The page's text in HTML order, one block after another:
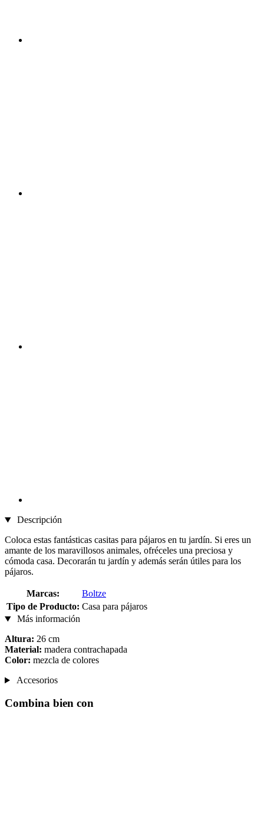
Descripción
Coloca estas fantásticas casitas para pájaros en tu jardín. Si eres un
amante de los maravillosos animales, ofréceles una preciosa y
cómoda casa. Decorarán tu jardín y además serán útiles para los
pájaros.
Marcas:
Boltze
Tipo de Producto: Casa para pájaros
Más información
Altura: 26 cm
Material: madera contrachapada
Color: mezcla de colores
Accesorios
Combina bien con